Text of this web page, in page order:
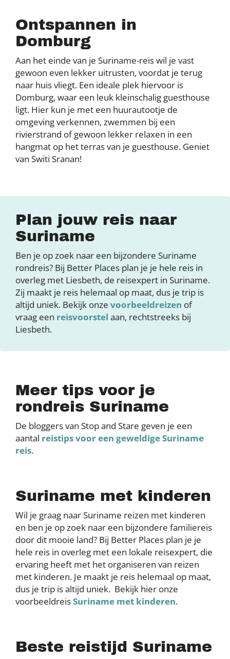
Ontspannen in
Domburg
Aan het einde van je Suriname-reis wil je vast
gewoon even lekker uitrusten, voordat je terug
naar huis vliegt. Een ideale plek hiervoor is
Domburg, waar een leuk kleinschalig guesthouse
ligt. Hier kun je met een huurautootje de
omgeving verkennen, zwemmen bij een
rivierstrand of gewoon lekker relaxen in een
hangmat op het terras van je guesthouse. Geniet
van Switi Sranan!
Plan jouw reis naar
Suriname
Ben je op zoek naar een bijzondere Suriname
rondreis? Bij Better Places plan je je hele reis in
overleg met Liesbeth, de reisexpert in Suriname.
Zij maakt je reis helemaal op maat, dus je trip is
altijd uniek. Bekijk onze voorbeeldreizen of
vraag een reisvoorstel aan, rechtstreeks bij
Liesbeth.
Meer tips voor je
rondreis Suriname
De bloggers van Stop and Stare geven je een
aantal reistips voor een geweldige Suriname
reis.
Suriname met kinderen
Wil je graag naar Suriname reizen met kinderen
en ben je op zoek naar een bijzondere familiereis
door dit mooie land? Bij Better Places plan je je
hele reis in overleg met een lokale reisexpert, die
ervaring heeft met het organiseren van reizen
met kinderen. Je maakt je reis helemaal op maat,
dus je trip is altijd uniek. Bekijk hier onze
voorbeeldreisSuriname met kinderen.
Beste reistijd Suriname